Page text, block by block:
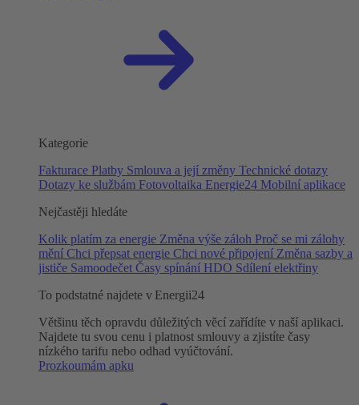
Kategorie
Fakturace Platby Smlouva a její změny Technické dotazy
Dotazy ke službám Fotovoltaika Energie24 Mobilní aplikace
Nejčastěji hledáte
Kolik platím za energie Změna výše záloh Proč se mi zálohy
mění Chci přepsat energie Chci nové připojení Změna sazby a
jističe Samoodečet Časy spínání HDO Sdílení elektřiny
To podstatné najdete v Energii24
Většinu těch opravdu důležitých věcí zařídíte v naší aplikaci.
Najdete tu svou cenu i platnost smlouvy a zjistíte časy
nízkého tarifu nebo odhad vyúčtování.
Prozkoumám apku